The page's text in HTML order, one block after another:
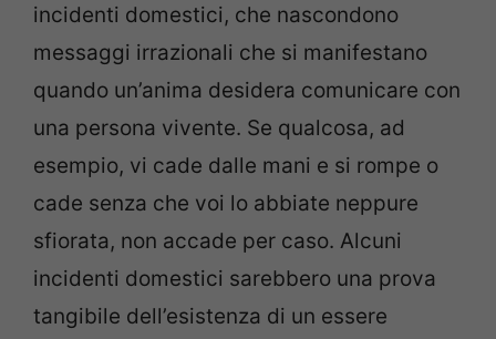
incidenti domestici, che nascondono
messaggi irrazionali che si manifestano
quando un’anima desidera comunicare con
una persona vivente. Se qualcosa, ad
esempio, vi cade dalle mani e si rompe o
cade senza che voi lo abbiate neppure
sfiorata, non accade per caso. Alcuni
incidenti domestici sarebbero una prova
tangibile dell’esistenza di un essere